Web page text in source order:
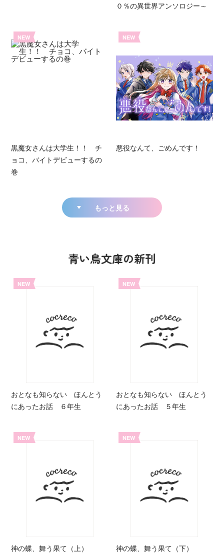
０％の異世界アンソロジー～
NEW
黒魔女さんは大学生！！ チ
ョコ、バイトデビューするの
巻
NEW
悪役なんて、ごめんです！
もっと見る
青い鳥文庫の新刊
NEW
おとなも知らない ほんとう
にあったお話 ６年生
NEW
おとなも知らない ほんとう
にあったお話 ５年生
NEW
神の蝶、舞う果て（上）
NEW
神の蝶、舞う果て（下）